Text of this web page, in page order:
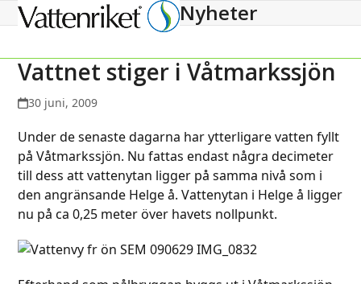
Open
menu
Close
menu
Nyheter
Vattnet stiger i Våtmarkssjön
30 juni, 2009
Under de senaste dagarna har ytterligare vatten fyllt
på Våtmarkssjön. Nu fattas endast några decimeter
till dess att vattenytan ligger på samma nivå som i
den angränsande Helge å. Vattenytan i Helge å ligger
nu på ca 0,25 meter över havets nollpunkt.